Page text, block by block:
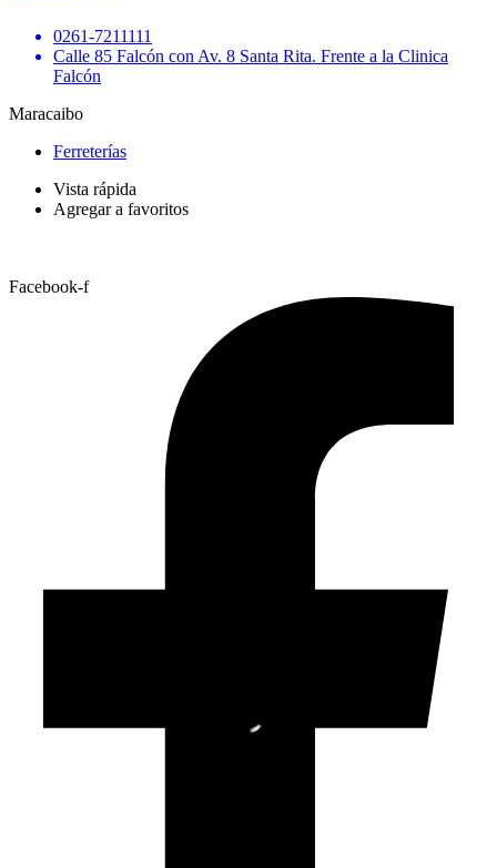
0261-7211111
Calle 85 Falcón con Av. 8 Santa Rita. Frente a la Clinica
Falcón
Maracaibo
Ferreterías
Vista rápida
Agregar a favoritos
Facebook-f